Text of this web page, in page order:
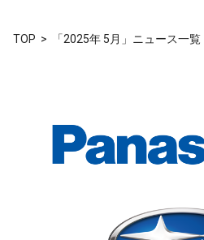
TOP 「2025年 5月」ニュース一覧